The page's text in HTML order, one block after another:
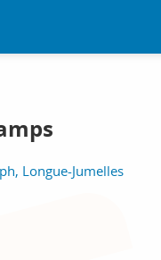
Longue-Jumelles